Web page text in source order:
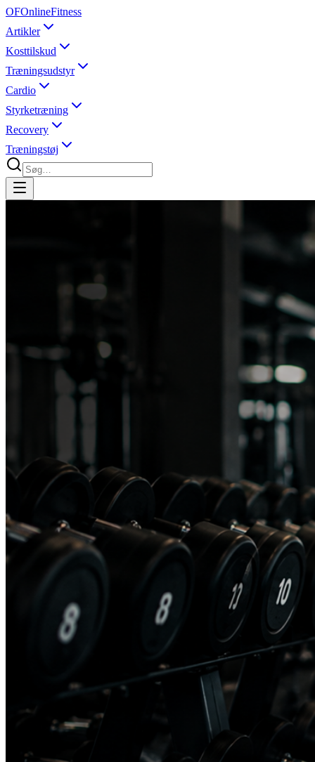
OFOnlineFitness
Artikler
Kosttilskud
Træningsudstyr
Cardio
Styrketræning
Recovery
Træningstøj